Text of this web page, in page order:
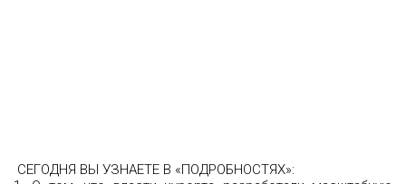
СЕГОДНЯ ВЫ УЗНАЕТЕ В «ПОДРОБНОСТЯХ»: